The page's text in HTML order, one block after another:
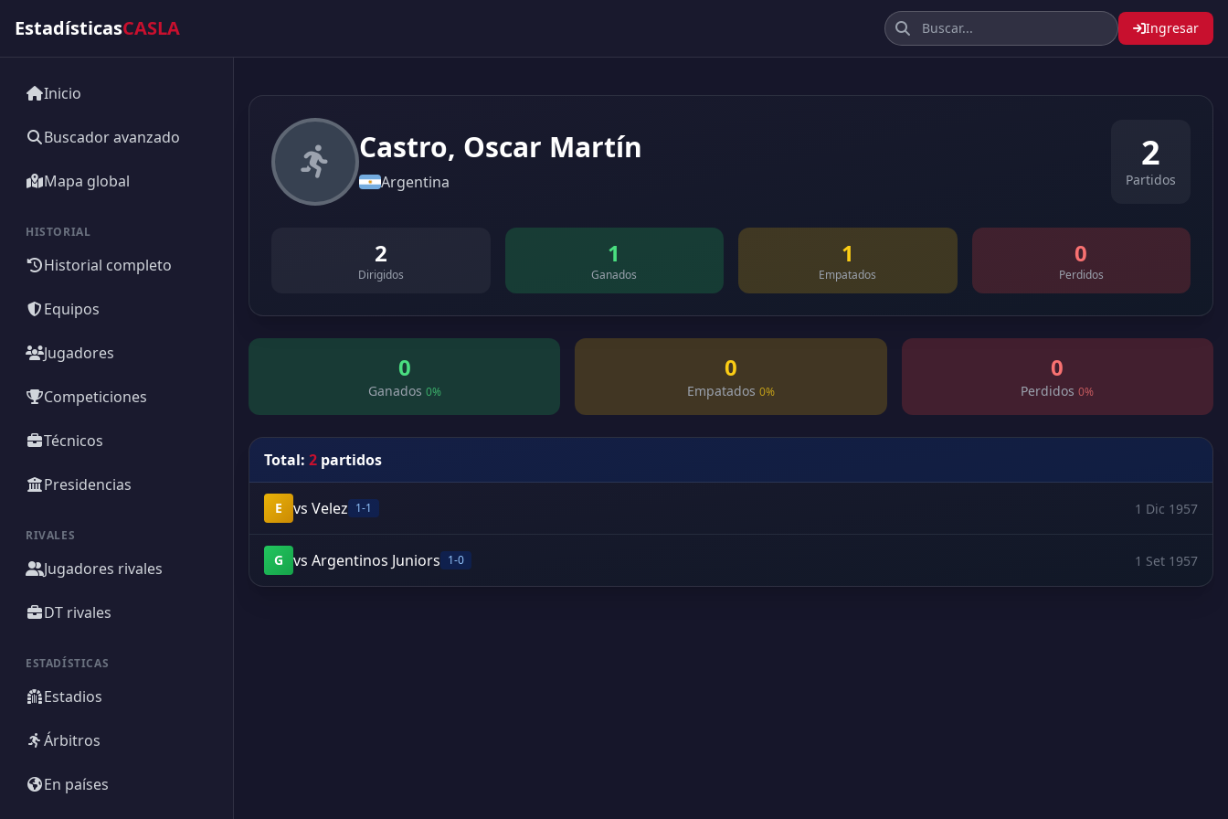
EstadísticasCASLA Ingresar
Inicio
Buscador avanzado
Mapa global
HISTORIAL
Historial completo
Equipos
Jugadores
Competiciones
Técnicos
Presidencias
RIVALES
Jugadores rivales
DT rivales
ESTADÍSTICAS
Estadios
Árbitros
En países
Castro, Oscar Martín
Argentina
2
Partidos
2
Dirigidos
1
Ganados
1
Empatados
0
Perdidos
0
Ganados 0%
0
Empatados 0%
0
Perdidos0%
Total: 2 partidos
E vs Velez 1-1 1 Dic 1957
G vs Argentinos Juniors 1-0 1 Set 1957